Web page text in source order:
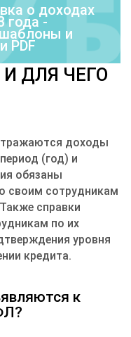
о доходах
года -
и
PDF
ДЛЯ ЧЕГО
доходы
(год) и
обязаны
своим сотрудникам
справки
по их
уровня
кредита.
к